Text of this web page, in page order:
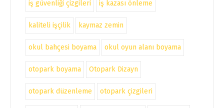
iş güvenliği çizgileri iş kazası önleme
kaliteli işçilik kaymaz zemin
okul bahçesi boyama okul oyun alanı boyama
otopark boyama Otopark Dizayn
otopark düzenleme otopark çizgileri